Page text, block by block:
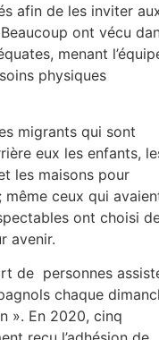
afin de les inviter
ont vécu
menant
physiques
migrants qui sont
eux les enfants,
les maisons pour
ceux qui
ont choisi
avenir.
de personnes
chaque
». En 2020, cinq